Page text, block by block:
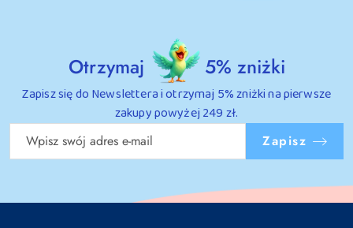
Otrzymaj 5% zniżki
Zapisz się do Newslettera i otrzymaj 5% zniżki na pierwsze
zakupy powyżej 249 zł.
Zapisz